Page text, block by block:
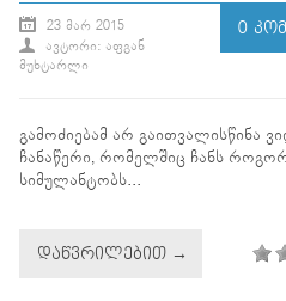
23 ᲛᲐᲠ 2015
ᲐᲕᲢᲝᲠᲘ: ᲐᲤᲒᲐᲜ
ᲛᲣᲮᲢᲐᲠᲚᲘ
0
გამოძიებამ არ გაითვალისწინა
ჩანაწერი, რომელშიც ჩანს
სიმულანტობს...
ᲓᲐᲬᲕᲠᲘᲚᲔᲑᲘᲗ →